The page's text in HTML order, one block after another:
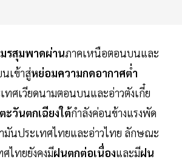
รสุมพาดผ่านภาคเหนือตอนบนและ
เข้าสู่หย่อมความกดอากาศต่ำ
ทศเวียดนามตอนบนและอ่าวตังเกี๋ย
ะวันตกเฉียงใต้กำลังค่อนข้างแรงพัด
นประเทศไทยและอ่าวไทย ลักษณะ
ไทยยังคงมีฝนตกต่อเนื่องและมีฝน